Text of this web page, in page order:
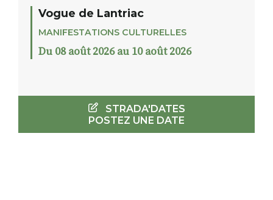
Vogue de Lantriac
MANIFESTATIONS CULTURELLES
Du 08 août 2026 au 10 août 2026
STRADA'DATES
POSTEZ UNE DATE